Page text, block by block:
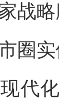
战
圈
代